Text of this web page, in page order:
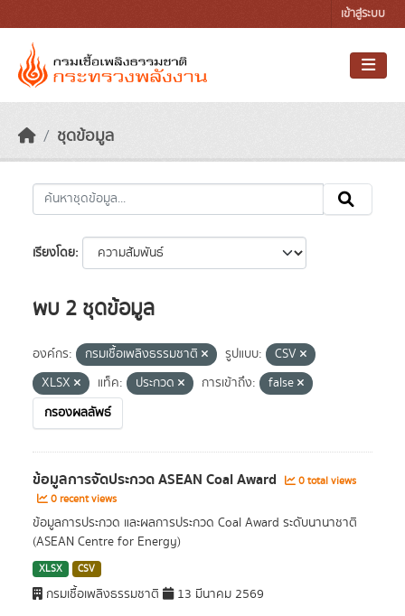
เข้าสู่ระบบ
ชุดข้อมูล
เรียงโดย
พบ 2 ชุดข้อมูล
องค์กร: กรมเชื้อเพลิงธรรมชาติ รูปแบบ:
CSV
XLSX
แท็ค: ประกวด การเข้าถึง:
false
กรองผลลัพธ์
ข้อมูลการจัดประกวด ASEAN Coal Award
0 total views
0 recent views
ข้อมูลการประกวด และผลการประกวด Coal Award ระดับนานาชาติ
(ASEAN Centre for Energy)
XLSX CSV
กรมเชื้อเพลิงธรรมชาติ 13 มีนาคม 2569